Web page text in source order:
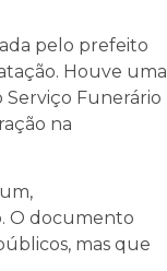
pelo prefeito
Houve uma
Serviço Funerário
na
O documento
mas que